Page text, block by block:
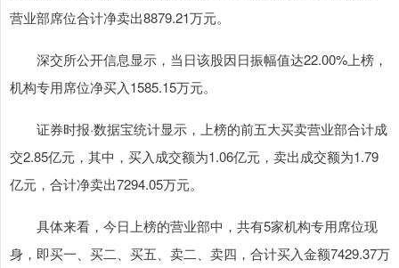
营业部席位合计净卖出8879.21万元。
深交所公开信息显示，当日该股因日振幅值达22.00%上榜，
机构专用席位净买入1585.15万元。
证券时报·数据宝统计显示，上榜的前五大买卖营业部合计成
交2.85亿元，其中，买入成交额为1.06亿元，卖出成交额为1.79
亿元，合计净卖出7294.05万元。
具体来看，今日上榜的营业部中，共有5家机构专用席位现
身，即买一、买二、买五、卖二、卖四，合计买入金额7429.37万